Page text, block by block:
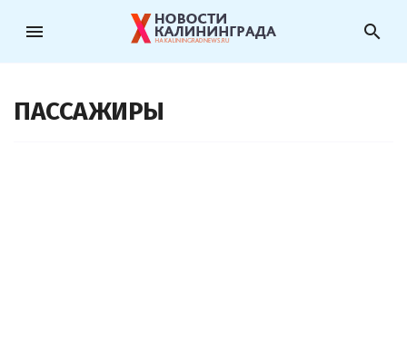
menu search
ПАССАЖИРЫ